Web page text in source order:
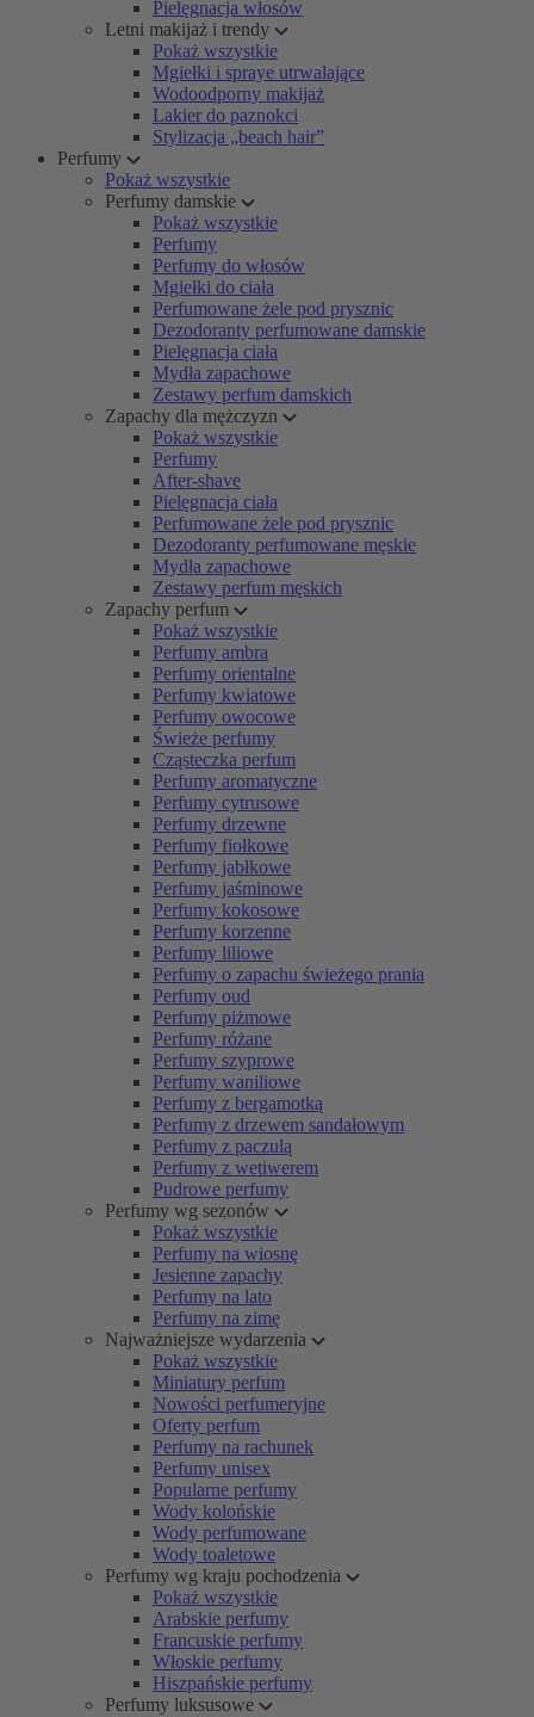
Pielęgnacja włosów
Letni makijaż i trendy
Pokaż wszystkie
Mgiełki i spraye utrwalające
Wodoodporny makijaż
Lakier do paznokci
Stylizacja „beach hair”
Perfumy
Pokaż wszystkie
Perfumy damskie
Pokaż wszystkie
Perfumy
Perfumy do włosów
Mgiełki do ciała
Perfumowane żele pod prysznic
Dezodoranty perfumowane damskie
Pielęgnacja ciała
Mydła zapachowe
Zestawy perfum damskich
Zapachy dla mężczyzn
Pokaż wszystkie
Perfumy
After-shave
Pielęgnacja ciała
Perfumowane żele pod prysznic
Dezodoranty perfumowane męskie
Mydła zapachowe
Zestawy perfum męskich
Zapachy perfum
Pokaż wszystkie
Perfumy ambra
Perfumy orientalne
Perfumy kwiatowe
Perfumy owocowe
Świeże perfumy
Cząsteczka perfum
Perfumy aromatyczne
Perfumy cytrusowe
Perfumy drzewne
Perfumy fiołkowe
Perfumy jabłkowe
Perfumy jaśminowe
Perfumy kokosowe
Perfumy korzenne
Perfumy liliowe
Perfumy o zapachu świeżego prania
Perfumy oud
Perfumy piżmowe
Perfumy różane
Perfumy szyprowe
Perfumy waniliowe
Perfumy z bergamotką
Perfumy z drzewem sandałowym
Perfumy z paczulą
Perfumy z wetiwerem
Pudrowe perfumy
Perfumy wg sezonów
Pokaż wszystkie
Perfumy na wiosnę
Jesienne zapachy
Perfumy na lato
Perfumy na zimę
Najważniejsze wydarzenia
Pokaż wszystkie
Miniatury perfum
Nowości perfumeryjne
Oferty perfum
Perfumy na rachunek
Perfumy unisex
Popularne perfumy
Wody kolońskie
Wody perfumowane
Wody toaletowe
Perfumy wg kraju pochodzenia
Pokaż wszystkie
Arabskie perfumy
Francuskie perfumy
Włoskie perfumy
Hiszpańskie perfumy
Perfumy luksusowe